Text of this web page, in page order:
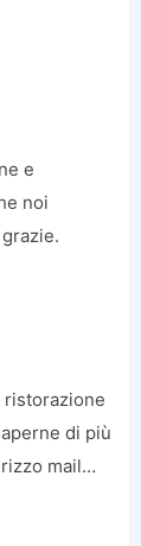
e
noi
ristorazione
di più
mail…